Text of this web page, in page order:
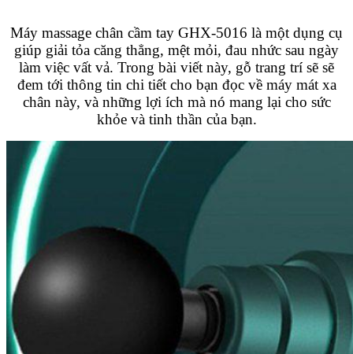
Máy massage chân cầm tay GHX-5016 là một dụng cụ
giúp giải tỏa căng thẳng, mệt mỏi, đau nhức sau ngày
làm việc vất vả. Trong bài viết này, gỗ trang trí sẽ sẽ
đem tới thông tin chi tiết cho bạn đọc về máy mát xa
chân này, và những lợi ích mà nó mang lại cho sức
khỏe và tinh thần của bạn.